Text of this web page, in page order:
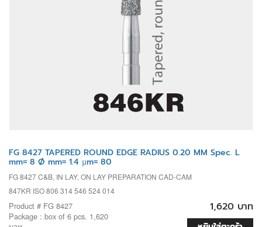
FG 8427 TAPERED ROUND EDGE RADIUS 0.20 MM Spec. L
mm= 8 Ø mm= 1.4 µm= 80
FG 8427 C&B, IN LAY, ON LAY PREPARATION CAD-CAM
847KR ISO 806 314 546 524 014
Product # FG 8427
Package : box of 6 pcs. 1,620
1,620 บาท